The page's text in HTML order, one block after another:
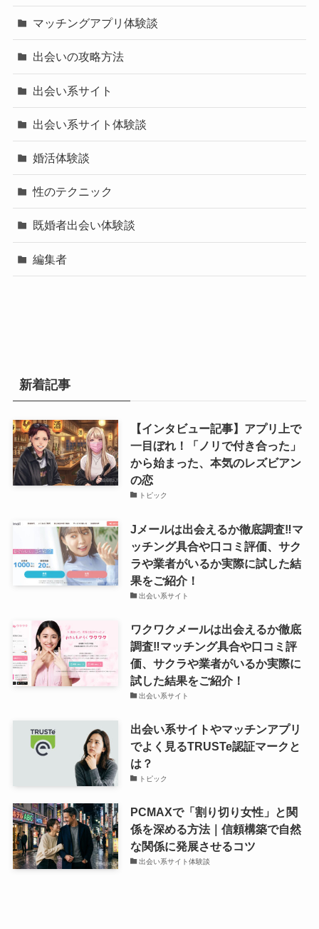
マッチングアプリ体験談
出会いの攻略方法
出会い系サイト
出会い系サイト体験談
婚活体験談
性のテクニック
既婚者出会い体験談
編集者
新着記事
【インタビュー記事】アプリ上で
一目ぼれ！「ノリで付き合った」
から始まった、本気のレズビアン
の恋
トピック
Jメールは出会えるか徹底調査‼マ
ッチング具合や口コミ評価、サク
ラや業者がいるか実際に試した結
果をご紹介！
出会い系サイト
ワクワクメールは出会えるか徹底
調査‼マッチング具合や口コミ評
価、サクラや業者がいるか実際に
試した結果をご紹介！
出会い系サイト
出会い系サイトやマッチンアプリ
でよく見るTRUSTe認証マークと
は？
トピック
PCMAXで「割り切り女性」と関
係を深める方法｜信頼構築で自然
な関係に発展させるコツ
出会い系サイト体験談